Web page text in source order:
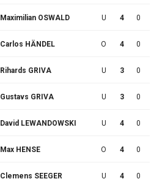
Maximilian OSWALD U 4 0
Carlos HÄNDEL O 4 0
Rihards GRIVA U 3 0
Gustavs GRIVA U 3 0
David LEWANDOWSKI U 4 0
Max HENSE O 4 0
Clemens SEEGER U 4 0